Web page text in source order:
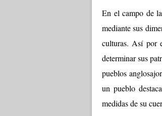
En el campo de
mediante sus
culturas. Así por
determinar sus
pueblos
un pueblo
medidas de su